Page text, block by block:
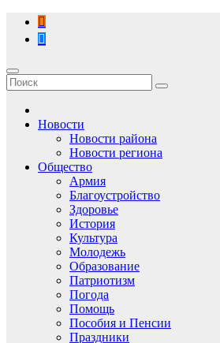
Перейти
содержимому
Новости
Новости района
Новости региона
Общество
Армия
Благоустройство
Здоровье
История
Культура
Молодежь
Образование
Патриотизм
Погода
Помощь
Пособия и Пенсии
Праздники